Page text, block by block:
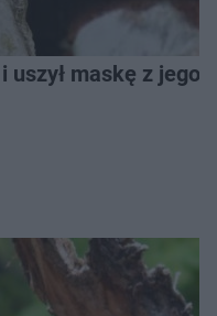
uszył maskę z